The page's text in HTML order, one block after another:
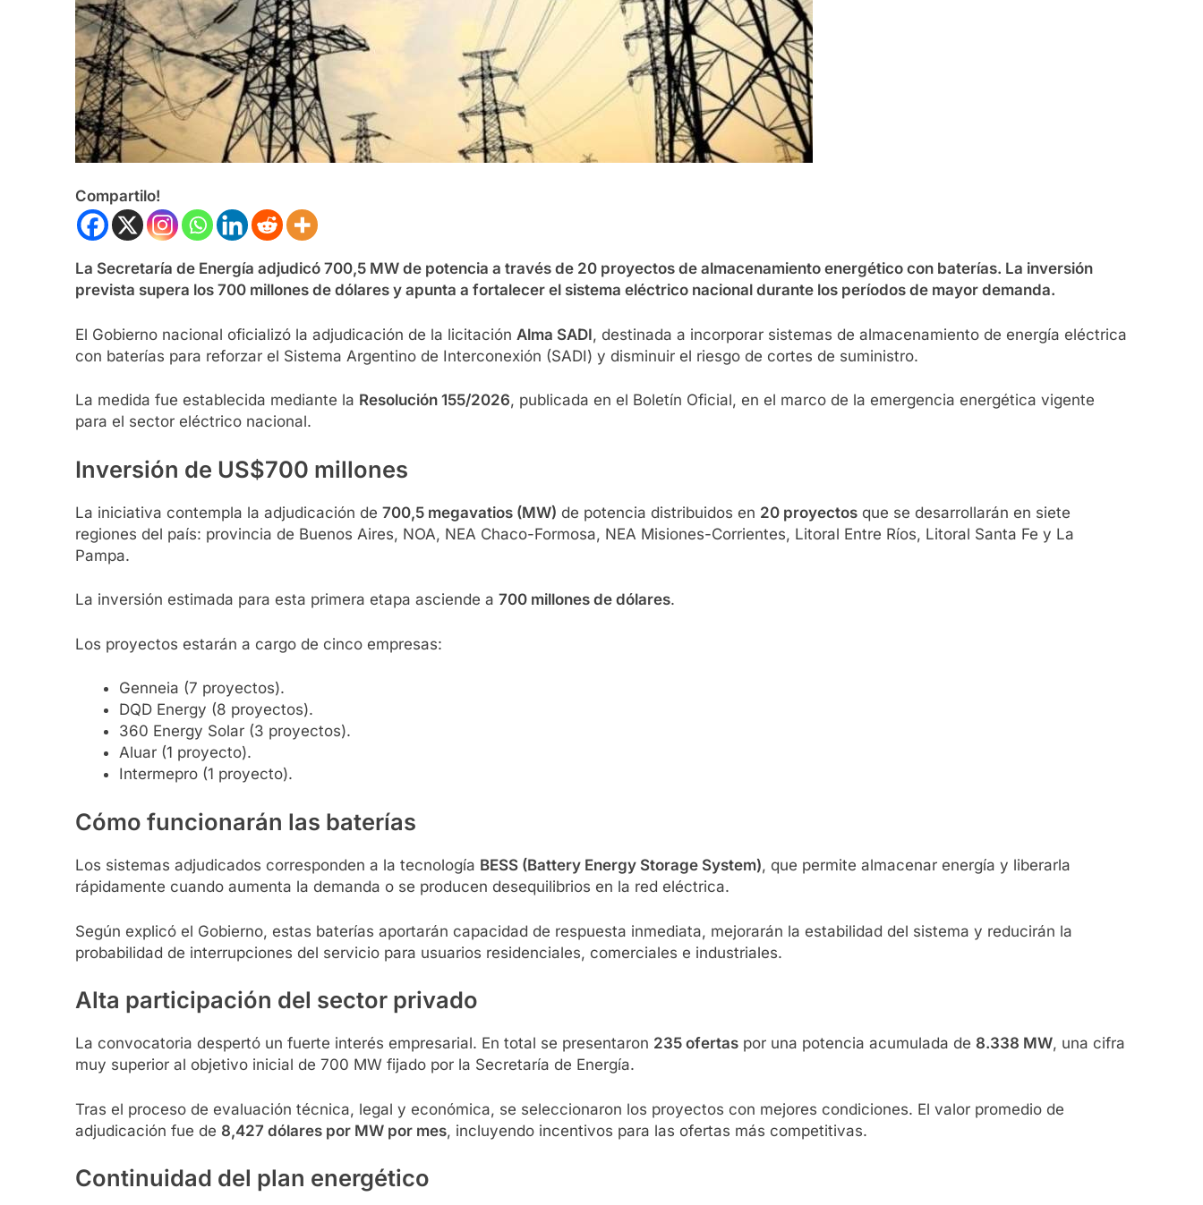
Compartilo!
La Secretaría de Energía adjudicó 700,5 MW de potencia a través de 20 proyectos de almacenamiento energético con baterías. La inversión
prevista supera los 700 millones de dólares y apunta a fortalecer el sistema eléctrico nacional durante los períodos de mayor demanda.
El Gobierno nacional oficializó la adjudicación de la licitación Alma SADI, destinada a incorporar sistemas de almacenamiento de energía eléctrica
con baterías para reforzar el Sistema Argentino de Interconexión (SADI) y disminuir el riesgo de cortes de suministro.
La medida fue establecida mediante la Resolución 155/2026, publicada en el Boletín Oficial, en el marco de la emergencia energética vigente
para el sector eléctrico nacional.
Inversión de US$700 millones
La iniciativa contempla la adjudicación de 700,5 megavatios (MW) de potencia distribuidos en 20 proyectos que se desarrollarán en siete
regiones del país: provincia de Buenos Aires, NOA, NEA Chaco-Formosa, NEA Misiones-Corrientes, Litoral Entre Ríos, Litoral Santa Fe y La
Pampa.
La inversión estimada para esta primera etapa asciende a 700 millones de dólares.
Los proyectos estarán a cargo de cinco empresas:
Genneia (7 proyectos).
DQD Energy (8 proyectos).
360 Energy Solar (3 proyectos).
Aluar (1 proyecto).
Intermepro (1 proyecto).
Cómo funcionarán las baterías
Los sistemas adjudicados corresponden a la tecnología BESS (Battery Energy Storage System), que permite almacenar energía y liberarla
rápidamente cuando aumenta la demanda o se producen desequilibrios en la red eléctrica.
Según explicó el Gobierno, estas baterías aportarán capacidad de respuesta inmediata, mejorarán la estabilidad del sistema y reducirán la
probabilidad de interrupciones del servicio para usuarios residenciales, comerciales e industriales.
Alta participación del sector privado
La convocatoria despertó un fuerte interés empresarial. En total se presentaron 235 ofertas por una potencia acumulada de 8.338 MW, una cifra
muy superior al objetivo inicial de 700 MW fijado por la Secretaría de Energía.
Tras el proceso de evaluación técnica, legal y económica, se seleccionaron los proyectos con mejores condiciones. El valor promedio de
adjudicación fue de 8,427 dólares por MW por mes, incluyendo incentivos para las ofertas más competitivas.
Continuidad del plan energético